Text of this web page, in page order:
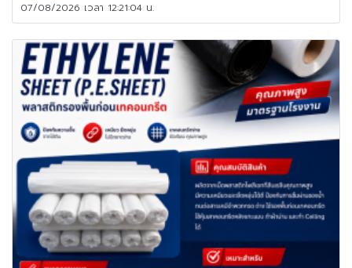
07/08/2026 เวลา 12:21:04 น.